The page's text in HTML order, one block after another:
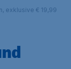
exklusive € 19,99